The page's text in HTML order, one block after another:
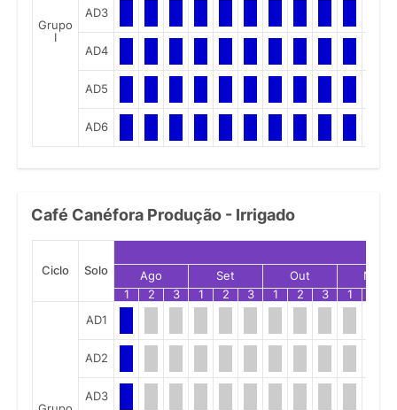
Grupo
I
AD3
AD4
AD5
AD6
Café Canéfora Produção - Irrigado
Ciclo Solo Ago Set Out
Nov
1
2 3 1 2 3 1 2 3 1
AD1
AD2
AD3